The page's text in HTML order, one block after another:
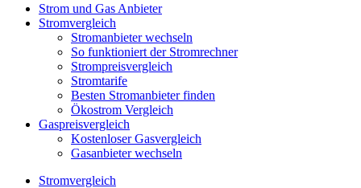
Strom und Gas Anbieter
Stromvergleich
Stromanbieter wechseln
So funktioniert der Stromrechner
Strompreisvergleich
Stromtarife
Besten Stromanbieter finden
Ökostrom Vergleich
Gaspreisvergleich
Kostenloser Gasvergleich
Gasanbieter wechseln
Stromvergleich